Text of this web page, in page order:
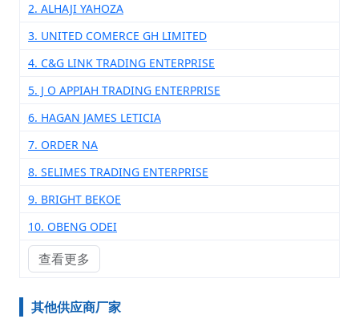
2. ALHAJI YAHOZA
3. UNITED COMERCE GH LIMITED
4. C&G LINK TRADING ENTERPRISE
5. J O APPIAH TRADING ENTERPRISE
6. HAGAN JAMES LETICIA
7. ORDER NA
8. SELIMES TRADING ENTERPRISE
9. BRIGHT BEKOE
10. OBENG ODEI
查看更多
其他供应商厂家